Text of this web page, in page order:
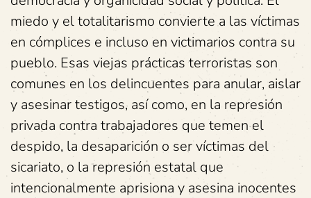
miedo y el totalitarismo convierte a las víctimas
en cómplices e incluso en victimarios contra su
pueblo. Esas viejas prácticas terroristas son
comunes en los delincuentes para anular, aislar
y asesinar testigos, así como, en la represión
privada contra trabajadores que temen el
despido, la desaparición o ser víctimas del
sicariato, o la represión estatal que
intencionalmente aprisiona y asesina inocentes